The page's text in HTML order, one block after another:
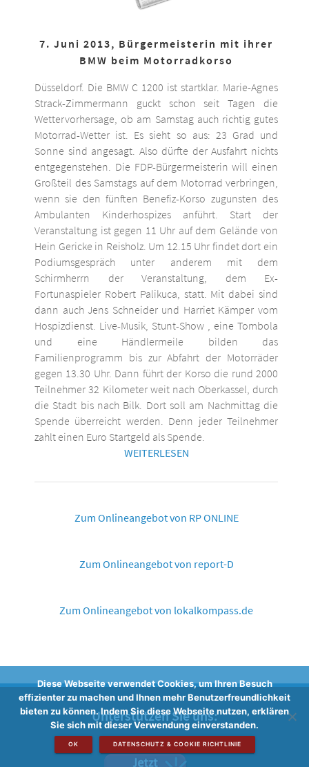
7. Juni 2013, Bürgermeisterin mit ihrer
BMW beim Motorradkorso
Düsseldorf. Die BMW C 1200 ist startklar. Marie-Agnes
Strack-Zimmermann guckt schon seit Tagen die
Wettervorhersage, ob am Samstag auch richtig gutes
Motorrad-Wetter ist. Es sieht so aus: 23 Grad und
Sonne sind angesagt. Also dürfte der Ausfahrt nichts
entgegenstehen. Die FDP-Bürgermeisterin will einen
Großteil des Samstags auf dem Motorrad verbringen,
wenn sie den fünften Benefiz-Korso zugunsten des
Ambulanten Kinderhospizes anführt. Start der
Veranstaltung ist gegen 11 Uhr auf dem Gelände von
Hein Gericke in Reisholz. Um 12.15 Uhr findet dort ein
Podiumsgespräch unter anderem mit dem
Schirmherrn der Veranstaltung, dem Ex-
Fortunaspieler Robert Palikuca, statt. Mit dabei sind
dann auch Jens Schneider und Harriet Kämper vom
Hospizdienst. Live-Musik, Stunt-Show , eine Tombola
und eine Händlermeile bilden das
Familienprogramm bis zur Abfahrt der Motorräder
gegen 13.30 Uhr. Dann führt der Korso die rund 2000
Teilnehmer 32 Kilometer weit nach Oberkassel, durch
die Stadt bis nach Bilk. Dort soll am Nachmittag die
Spende überreicht werden. Denn jeder Teilnehmer
zahlt einen Euro Startgeld als Spende.
WEITERLESEN
Zum Onlineangebot von RP ONLINE
Zum Onlineangebot von report-D
Zum Onlineangebot von lokalkompass.de
Unterstützen Sie uns:
Diese Webseite verwendet Cookies, um Ihren Besuch
effizienter zu machen und Ihnen mehr Benutzerfreundlichkeit
bieten zu können. Indem Sie diese Webseite nutzen, erklären
Sie sich mit dieser Verwendung einverstanden.
OK DATENSCHUTZ & COOKIE RICHTLINIE